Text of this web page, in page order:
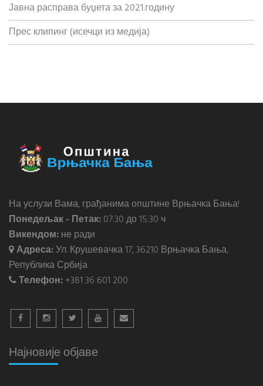
Јавна расправа буџета за 2021.годину
Прес клипинг (исечци из медија)
На услузи Вама, грађанима општине Врњачка Бања!
Понедељак - Петак:07:30 до 15:30 ч
Викендом:не ради
Адреса:Ул. Крушевачка 17, 36210 Врњачка Бања,
Република Србија
Телефон:+381 36 601 200
Најновије објаве